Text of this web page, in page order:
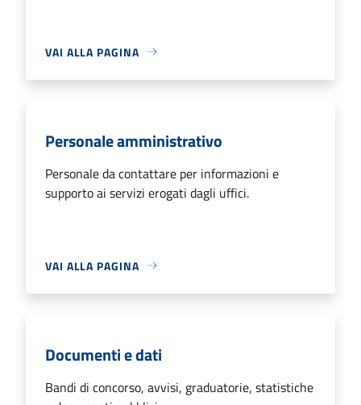
VAI ALLA PAGINA
Personale amministrativo
Personale da contattare per informazioni e
supporto ai servizi erogati dagli uffici.
VAI ALLA PAGINA
Documenti e dati
Bandi di concorso, avvisi, graduatorie, statistiche